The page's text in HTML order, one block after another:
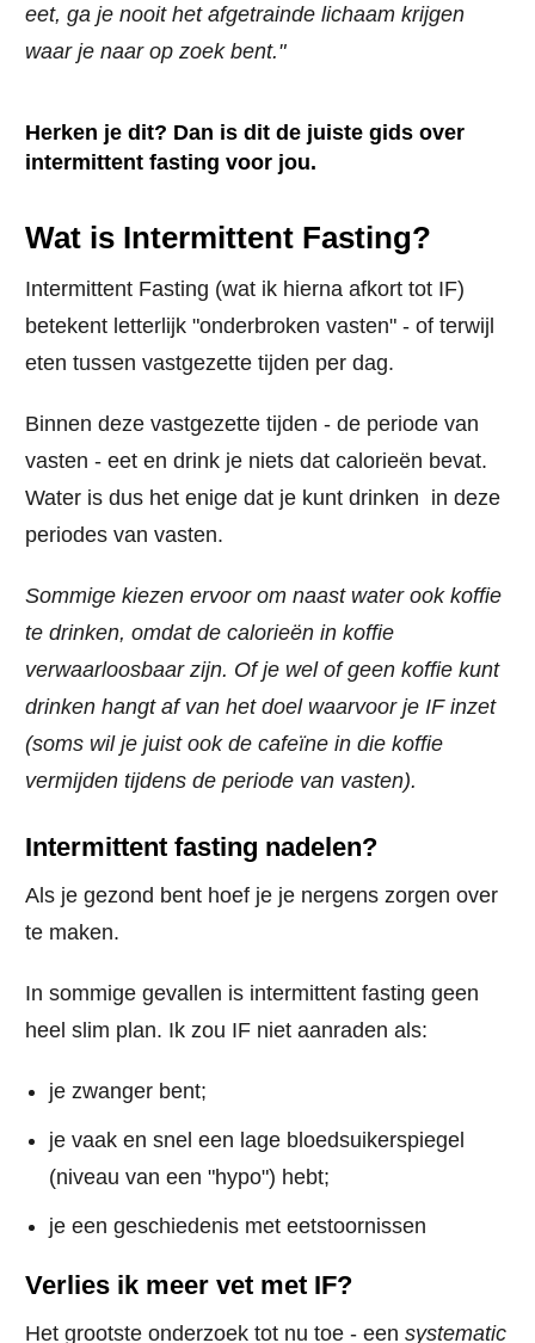
eet, ga je nooit het afgetrainde lichaam krijgen
waar je naar op zoek bent."
Herken je dit? Dan is dit de juiste gids over
intermittent fasting voor jou.
Wat is Intermittent Fasting?
Intermittent Fasting (wat ik hierna afkort tot IF)
betekent letterlijk "onderbroken vasten" - of terwijl
eten tussen vastgezette tijden per dag.
Binnen deze vastgezette tijden - de periode van
vasten - eet en drink je niets dat calorieën bevat.
Water is dus het enige dat je kunt drinken in deze
periodes van vasten.
Sommige kiezen ervoor om naast water ook koffie
te drinken, omdat de calorieën in koffie
verwaarloosbaar zijn. Of je wel of geen koffie kunt
drinken hangt af van het doel waarvoor je IF inzet
(soms wil je juist ook de cafeïne in die koffie
vermijden tijdens de periode van vasten).
Intermittent fasting nadelen?
Als je gezond bent hoef je je nergens zorgen over
te maken.
In sommige gevallen is intermittent fasting geen
heel slim plan. Ik zou IF niet aanraden als:
je zwanger bent;
je vaak en snel een lage bloedsuikerspiegel
(niveau van een "hypo") hebt;
je een geschiedenis met eetstoornissen
Verlies ik meer vet met IF?
Het grootste onderzoek tot nu toe - een systematic